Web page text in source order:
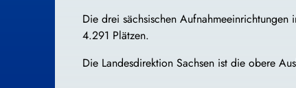
Die drei sächsischen
4.291 Plätzen.
Die Landesdirektion Sachsen ist die obere